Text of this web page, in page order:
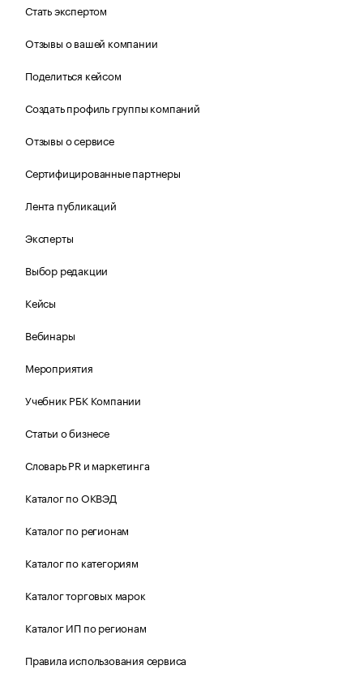
Стать экспертом
Отзывы о вашей компании
Поделиться кейсом
Создать профиль группы компаний
Отзывы о сервисе
Сертифицированные партнеры
Лента публикаций
Эксперты
Выбор редакции
Кейсы
Вебинары
Мероприятия
Учебник РБК Компании
Статьи о бизнесе
Словарь PR и маркетинга
Каталог по ОКВЭД
Каталог по регионам
Каталог по категориям
Каталог торговых марок
Каталог ИП по регионам
Правила использования сервиса